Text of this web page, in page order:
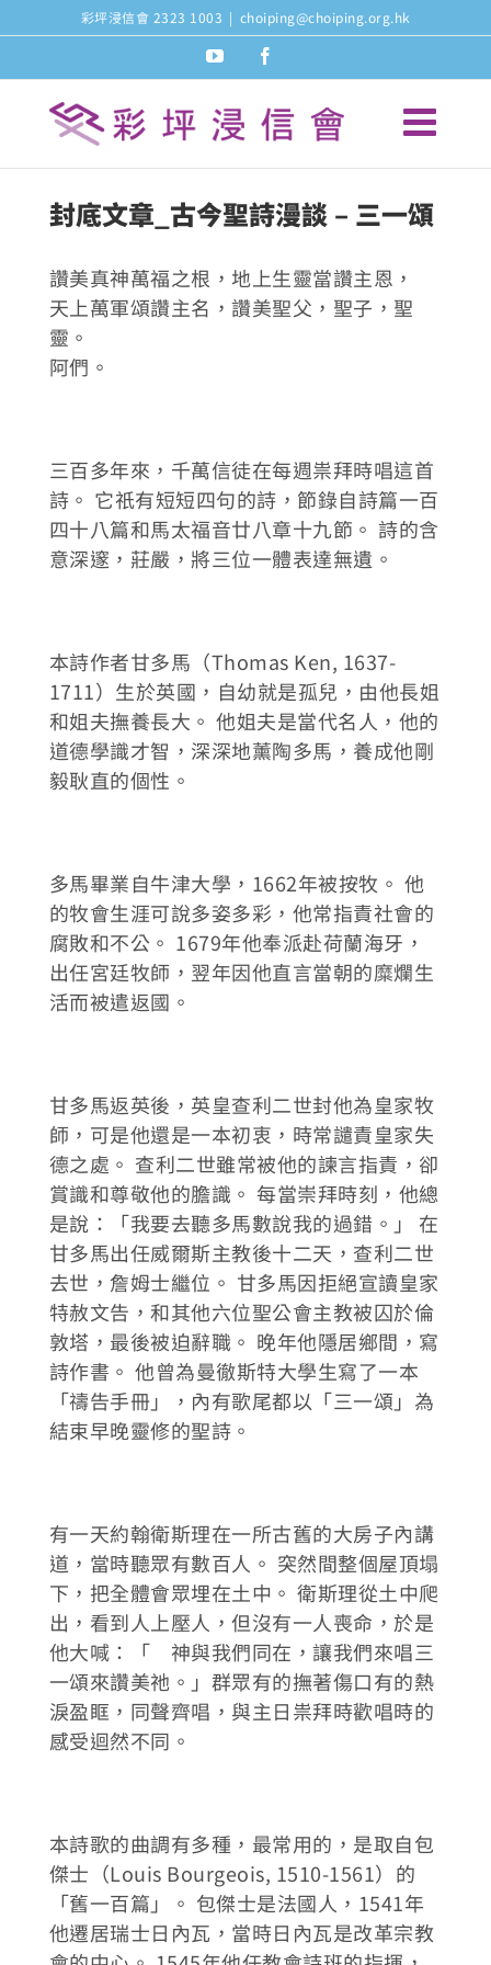
to
content
彩坪浸信會 2323 1003 | choiping@choiping.org.hk
youtube
封底文章_古今聖詩漫談 – 三一頌
讚美真神萬福之根，地上生靈當讚主恩，
天上萬軍頌讚主名，讚美聖父，聖子，聖
靈。
阿們。
三百多年來，千萬信徒在每週祟拜時唱這首
詩。 它祇有短短四句的詩，節錄自詩篇一百
四十八篇和馬太福音廿八章十九節。 詩的含
意深邃，莊嚴，將三位一體表達無遺。
本詩作者甘多馬（Thomas Ken, 1637-
1711）生於英國，自幼就是孤兒，由他長姐
和姐夫撫養長大。 他姐夫是當代名人，他的
道德學識才智，深深地薰陶多馬，養成他剛
毅耿直的個性。
多馬畢業自牛津大學，1662年被按牧。 他
的牧會生涯可說多姿多彩，他常指責社會的
腐敗和不公。 1679年他奉派赴荷蘭海牙，
出任宮廷牧師，翌年因他直言當朝的糜爛生
活而被遣返國。
甘多馬返英後，英皇查利二世封他為皇家牧
師，可是他還是一本初衷，時常譴責皇家失
德之處。 查利二世雖常被他的諫言指責，卻
賞識和尊敬他的膽識。 每當崇拜時刻，他總
是說：「我要去聽多馬數說我的過錯。」 在
甘多馬出任威爾斯主教後十二天，查利二世
去世，詹姆士繼位。 甘多馬因拒絕宣讀皇家
特赦文告，和其他六位聖公會主教被囚於倫
敦塔，最後被迫辭職。 晚年他隱居鄉間，寫
詩作書。 他曾為曼徹斯特大學生寫了一本
「禱告手冊」，內有歌尾都以「三一頌」為
結束早晚靈修的聖詩。
有一天約翰衛斯理在一所古舊的大房子內講
道，當時聽眾有數百人。 突然間整個屋頂塌
下，把全體會眾埋在土中。 衛斯理從土中爬
出，看到人上壓人，但沒有一人喪命，於是
他大喊：「 神與我們同在，讓我們來唱三
一頌來讚美祂。」群眾有的撫著傷口有的熱
淚盈眶，同聲齊唱，與主日祟拜時歡唱時的
感受迴然不同。
本詩歌的曲調有多種，最常用的，是取自包
傑士（Louis Bourgeois, 1510-1561）的
「舊一百篇」。 包傑士是法國人，1541年
他遷居瑞士日內瓦，當時日內瓦是改革宗教